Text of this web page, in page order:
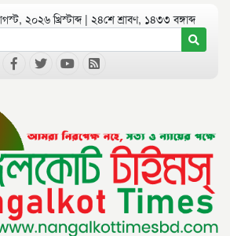
২০২৬ খ্রিস্টাব্দ | ২৪শে শ্রাবণ, ১৪৩৩ বঙ্গাব্দ